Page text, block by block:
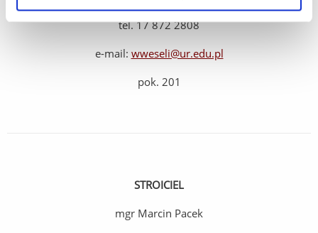
tel. 17 872 2808
e-mail: wweseli@ur.edu.pl
pok. 201
STROICIEL
mgr Marcin Pacek